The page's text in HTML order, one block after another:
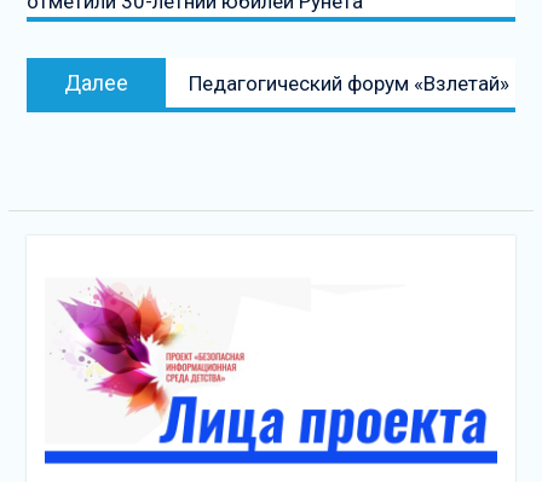
записям
Далее
запись
Педагогический форум «Взлетай»